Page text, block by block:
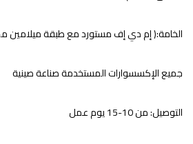
الخامة:( إم دي إف مستورد مع طبقة ميلامين
جميع الإكسسوارات المستخدمة صناعة صينية
التوصيل: من 10-15 يوم عمل